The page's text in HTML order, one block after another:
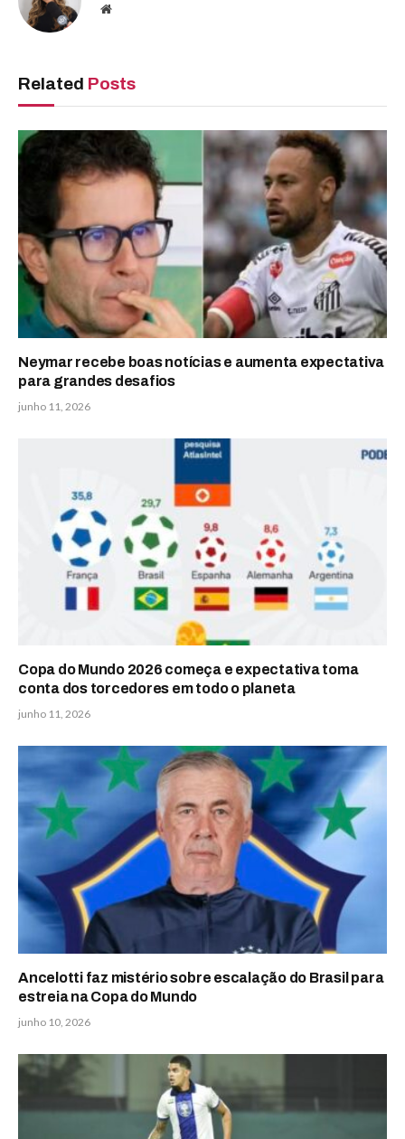
Website
Related Posts
Neymar recebe boas notícias e aumenta expectativa
para grandes desafios
junho 11, 2026
Copa do Mundo 2026 começa e expectativa toma
conta dos torcedores em todo o planeta
junho 11, 2026
Ancelotti faz mistério sobre escalação do Brasil para
estreia na Copa do Mundo
junho 10, 2026